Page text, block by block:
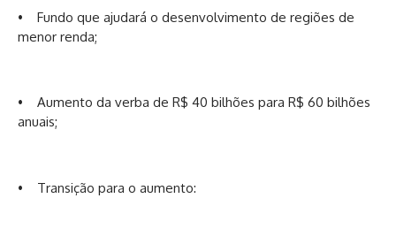
• Fundo que ajudará o desenvolvimento de regiões de
menor renda;
• Aumento da verba de R$ 40 bilhões para R$ 60 bilhões
anuais;
• Transição para o aumento: